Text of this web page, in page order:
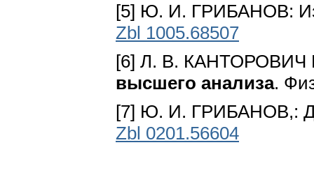
[5] Ю. И. ГРИБАНОВ:
Zbl 1005.68507
[6] Л. В.
высшего анализа.
[7] Ю. И. ГРИБАНОВ,:
Zbl 0201.56604